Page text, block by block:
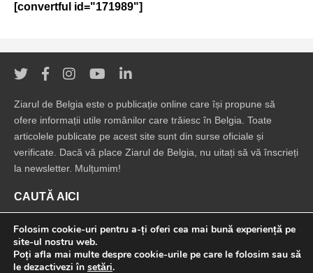
[convertful id="171989"]
Ziarul de Belgia este o publicație online care își propune să
ofere informații utile românilor care trăiesc în Belgia. Toate
articolele publicate pe acest site sunt din surse oficiale și
verificate. Dacă vă place Ziarul de Belgia, nu uitați să vă înscrieți
la newsletter. Mulțumim!
CAUTĂ AICI
Folosim cookie-uri pentru a-ți oferi cea mai bună experiență pe
site-ul nostru web.
Poți afla mai multe despre cookie-urile pe care le folosim sau să
le dezactivezi în setări.